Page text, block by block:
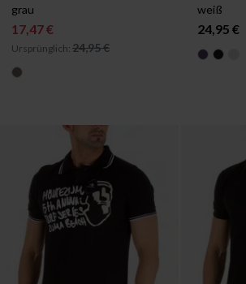
grau
17,47 €
Ursprünglich: 24,95 €
weiß
24,95 €